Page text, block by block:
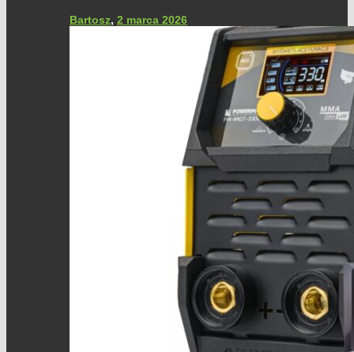
Bartosz, 2 marca 2026